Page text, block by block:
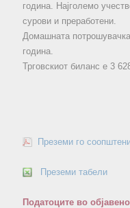
година. Најголемо
сурови и преработени.
Домашната
година.
Трговскиот биланс е 3
Преземи го
Преземи табели
Податоците во